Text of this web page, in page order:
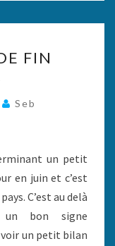
FIN
Seb
un petit
en juin et c’est
C’est au delà
un bon signe
voir un petit bilan